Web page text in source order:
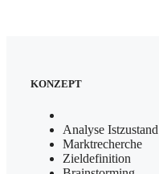
KONZEPT
Analyse Istzustand
Marktrecherche
Zieldefinition